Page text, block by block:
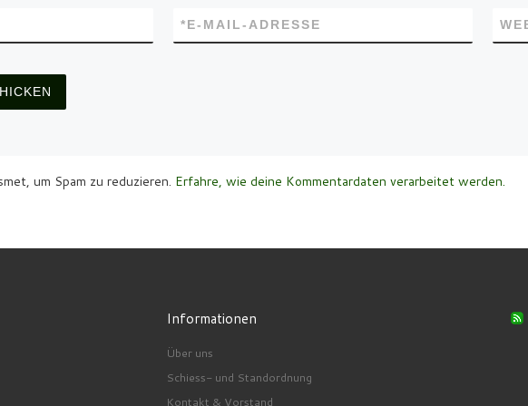
E-MAIL-ADRESSE
*
um Spam zu reduzieren. Erfahre, wie deine Kommentardaten verarbeitet werden.
Informationen
Über uns
Schiess- und Standordnung
Kontakt & Vorstand